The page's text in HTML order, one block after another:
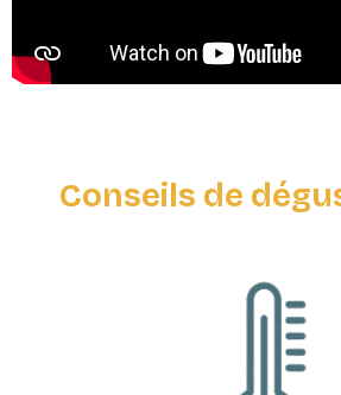
Conseils de